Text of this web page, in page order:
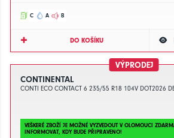
C A B
DO KOŠÍKU
VÝPRODEJ
CONTINENTAL
CONTI ECO CONTACT 6 235/55 R18 104V DOT2026
VEŠKERÉ ZBOŽÍ JE MOŽNÉ VYZVEDOUT V OLOMOUCI
INFORMOVAT, KDY BUDE PŘIPRAVENO!